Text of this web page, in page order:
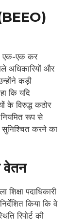
एक-एक कर
अधिकारियों और
कड़ी
कि यदि
के विरुद्ध कठोर
नियमित रूप से
सुनिश्चित करने का
वेतन
पदाधिकारी
किया कि वे
रिपोर्ट की